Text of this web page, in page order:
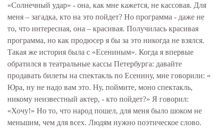
«Солнечный удар» - она, как мне кажется, не кассовая. Для
меня – загадка, кто на это пойдет? Но программа - даже не
то, что интересная, она – красивая. Получилась красивая
программа, но как продюсер я бы за это никогда не взялся.
Такая же история была с «Есениным». Когда я впервые
обратился в театральные кассы Петербурга: давайте
продавать билеты на спектакль по Есенину, мне говорили: «
Юра, ну не надо вам это. Ну, поймите, моно спектакль,
никому неизвестный актер, - кто пойдет?» Я говорил:
«Хочу!» Но то, что народ пошел, для меня было шоком не
меньшим, чем для всех. Людям нужно поэтическое слово.